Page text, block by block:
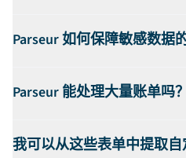
Parseur 如何保障敏感数据
Parseur 能处理大量账单吗？
我可以从这些表单中提取自